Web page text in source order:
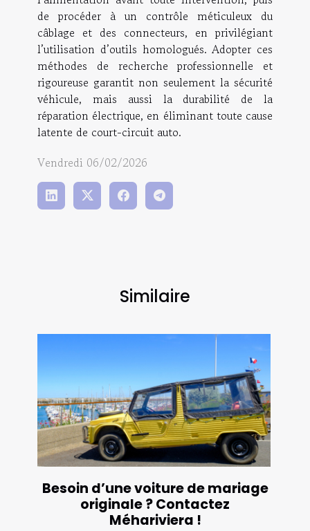
de procéder à un contrôle méticuleux du
câblage et des connecteurs, en privilégiant
l’utilisation d’outils homologués. Adopter ces
méthodes de recherche professionnelle et
rigoureuse garantit non seulement la sécurité
véhicule, mais aussi la durabilité de la
réparation électrique, en éliminant toute cause
latente de court-circuit auto.
Vendredi 06/02/2026
Similaire
Besoin d’une voiture de mariage
originale ? Contactez
Méhariviera !